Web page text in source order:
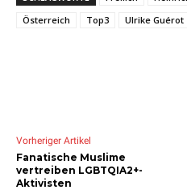
Österreich
Top3 Ulrike Guérot
Vorheriger Artikel
Fanatische Muslime
vertreiben LGBTQIA2+-
Aktivisten